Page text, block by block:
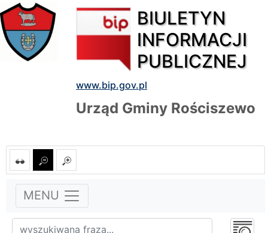
BIULETYN
INFORMACJI
PUBLICZNEJ
www.bip.gov.pl
Urząd Gminy Rościszewo
MENU